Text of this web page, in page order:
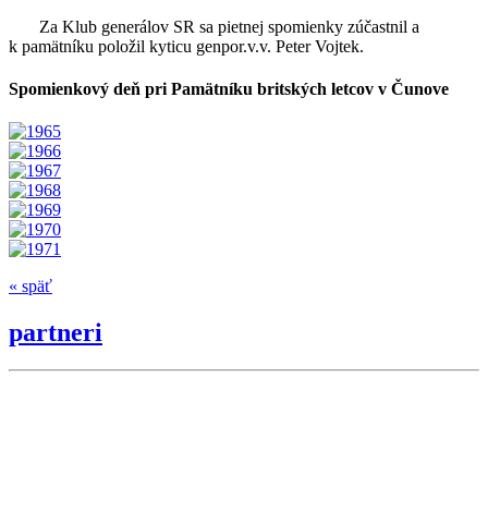
Za Klub generálov SR sa pietnej spomienky zúčastnil a
k pamätníku položil kyticu genpor.v.v. Peter Vojtek.
Spomienkový deň pri Pamätníku britských letcov v Čunove
« späť
partneri